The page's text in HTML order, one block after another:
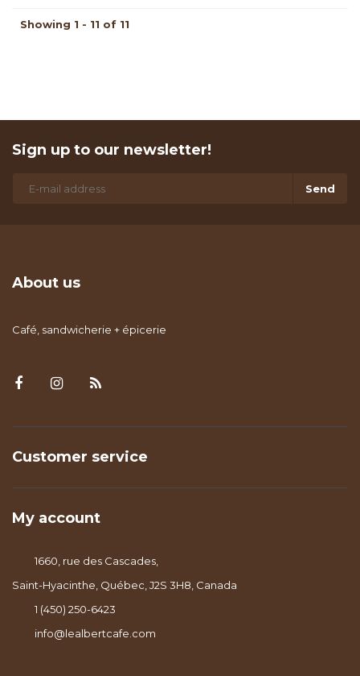
Showing 1 - 11 of 11
Sign up to our newsletter!
Send
About us
Café, sandwicherie + épicerie
Customer service
My account
1660, rue des Cascades,
Saint-Hyacinthe, Québec, J2S 3H8, Canada
1 (450) 250-6423
info@lealbertcafe.com